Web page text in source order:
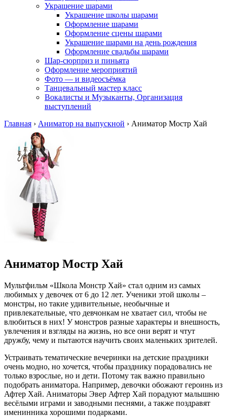
Украшение шарами
Украшение школы шарами
Оформление шарами
Оформление сцены шарами
Украшение шарами на день рождения
Оформление свадьбы шарами
Шар-сюрприз и пиньята
Оформление мероприятий
Фото — и видеосъёмка
Танцевальный мастер класс
Вокалисты и Музыканты, Организация
выступлений
Главная › Аниматор на выпускной › Аниматор Мостр Хай
Аниматор Мостр Хай
Мультфильм «Школа Монстр Хай» стал одним из самых
любимых у девочек от 6 до 12 лет. Ученики этой школы –
монстры, но такие удивительные, необычные и
привлекательные, что девчонкам не хватает сил, чтобы не
влюбиться в них! У монстров разные характеры и внешность,
увлечения и взгляды на жизнь, но все они верят и чтут
дружбу, чему и пытаются научить своих маленьких зрителей.
Устраивать тематические вечеринки на детские праздники
очень модно, но хочется, чтобы празднику порадовались не
только взрослые, но и дети. Потому так важно правильно
подобрать аниматора. Например, девочки обожают героинь из
Афтер Хай. Аниматоры Эвер Афтер Хай порадуют малышню
весёлыми играми и заводными песнями, а также поздравят
именинника хорошими подарками.